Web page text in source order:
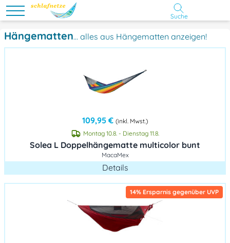
Suche
Hängematten... alles aus Hängematten anzeigen!
109,95 € (inkl. Mwst.)
Montag 10.8. - Dienstag 11.8.
Solea L Doppelhängematte multicolor bunt
MacaMex
Details
14% Ersparnis gegenüber UVP